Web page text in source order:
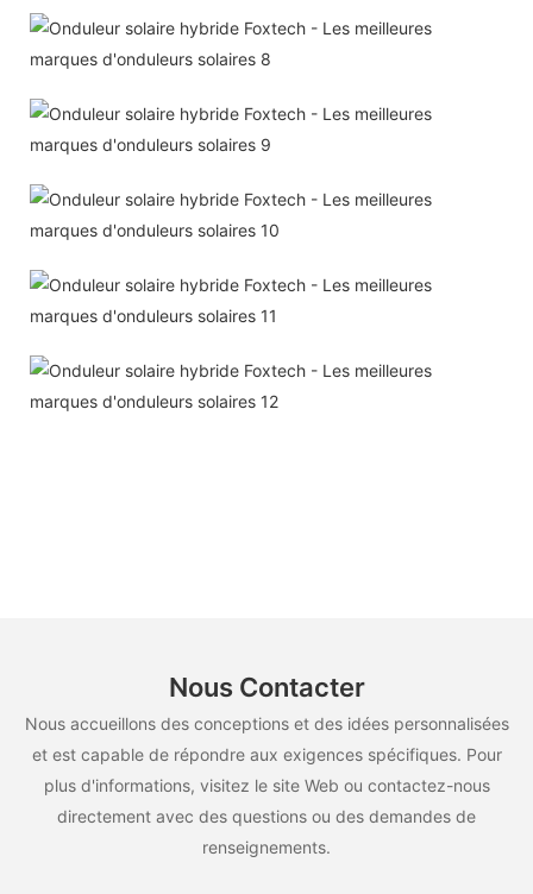
Nous Contacter
Nous accueillons des conceptions et des idées personnalisées
et est capable de répondre aux exigences spécifiques. Pour
plus d'informations, visitez le site Web ou contactez-nous
directement avec des questions ou des demandes de
renseignements.